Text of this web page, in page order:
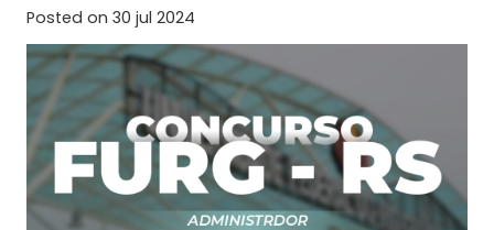
Posted on 30 jul 2024